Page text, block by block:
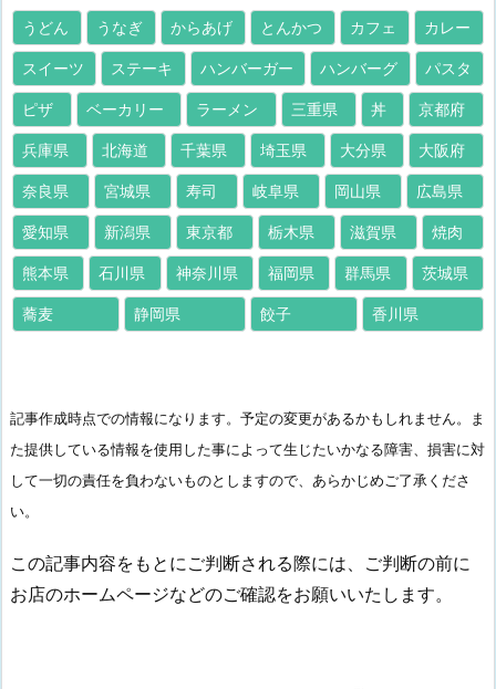
うどん うなぎ からあげ とんかつ カフェ カレー
スイーツ ステーキ ハンバーガー ハンバーグ パスタ
ピザ ベーカリー ラーメン 三重県 丼 京都府
兵庫県 北海道 千葉県 埼玉県 大分県 大阪府
奈良県 宮城県 寿司 岐阜県 岡山県 広島県
愛知県 新潟県 東京都 栃木県 滋賀県 焼肉
熊本県 石川県 神奈川県 福岡県 群馬県 茨城県
蕎麦 静岡県 餃子 香川県
記事作成時点での情報になります。予定の変更があるかもしれません。ま
た提供している情報を使用した事によって生じたいかなる障害、損害に対
して一切の責任を負わないものとしますので、あらかじめご了承くださ
い。
この記事内容をもとにご判断される際には、ご判断の前に
お店のホームページなどのご確認をお願いいたします。